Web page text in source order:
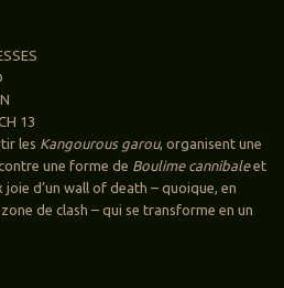
13
les Kangourous garou, organisent une
une forme de Boulime cannibaleet
d’un wall of death – quoique, en
de clash – qui se transforme en un